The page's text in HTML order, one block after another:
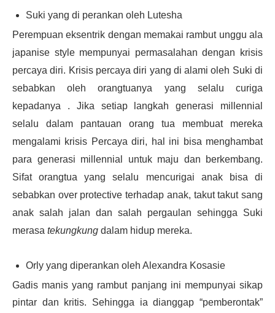
Suki yang di perankan oleh Lutesha
Perempuan eksentrik dengan memakai rambut unggu ala
japanise style mempunyai permasalahan dengan krisis
percaya diri. Krisis percaya diri yang di alami oleh Suki di
sebabkan oleh orangtuanya yang selalu curiga
kepadanya . Jika setiap langkah generasi millennial
selalu dalam pantauan orang tua membuat mereka
mengalami krisis Percaya diri, hal ini bisa menghambat
para generasi millennial untuk maju dan berkembang.
Sifat orangtua yang selalu mencurigai anak bisa di
sebabkan over protective terhadap anak, takut takut sang
anak salah jalan dan salah pergaulan sehingga Suki
merasa tekungkung dalam hidup mereka.
Orly yang diperankan oleh Alexandra Kosasie
Gadis manis yang rambut panjang ini mempunyai sikap
pintar dan kritis. Sehingga ia dianggap “pemberontak”